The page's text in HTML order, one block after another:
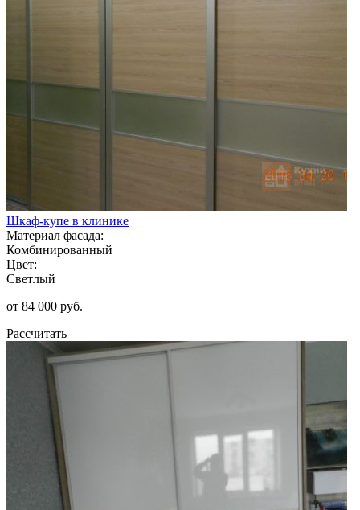
Шкаф-купе в клинике
Материал фасада:
Комбинированный
Цвет:
Светлый
от 84 000 руб.
Рассчитать